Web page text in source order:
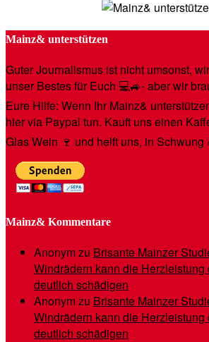
Mainz& unterstützen
Guter Journalismus ist nicht umsonst,
unser Bestes für Euch 💻🚙- aber wir
Eure Hilfe: Wenn Ihr Mainz&
hier via Paypal tun. Kauft uns einen
Glas Wein 🍷 und helft uns, in Schwung
Mainz& Kommentare
Anonymzu Brisante Mainzer
Windrädern kann die Herzleistung
deutlich schädigen
Anonymzu Brisante Mainzer
Windrädern kann die Herzleistung
deutlich schädigen